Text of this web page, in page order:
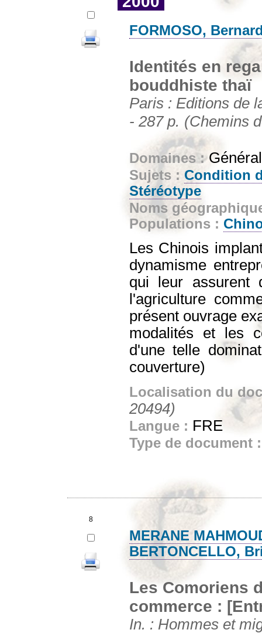
FORMOSO,
Identités en
bouddhiste thaï
Paris : Editions de
- 287 p. (Chemins
Domaines :
Sujets : Condition
Stéréotype
Noms
Populations :
Les Chinois
dynamisme
qui leur assurent
l'agriculture
présent ouvrage
modalités et les
d'une telle
couverture)
Localisation du
20494)
Langue : FRE
Type de document
8
MERANE
BERTONCELLO,
Les Comoriens
commerce :
In. : Hommes et